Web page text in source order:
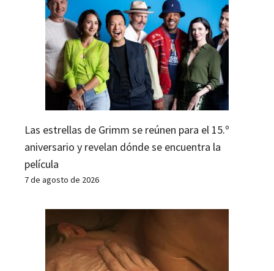
Las estrellas de Grimm se reúnen para el 15.º
aniversario y revelan dónde se encuentra la
película
7 de agosto de 2026